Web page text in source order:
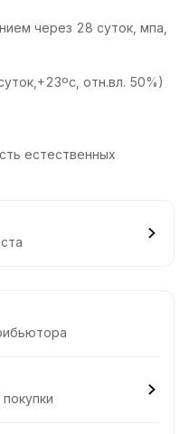
через 28 суток, мпа,
отн.вл. 50%)
естественных